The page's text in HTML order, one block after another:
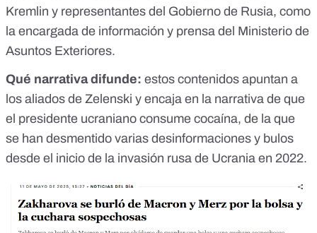
Kremlin y representantes del Gobierno de Rusia, como
la encargada de información y prensa del Ministerio de
Asuntos Exteriores.
Qué narrativa difunde: estos contenidos apuntan a
los aliados de Zelenski y encaja en la narrativa de que
el presidente ucraniano consume cocaína, de la que
se han desmentido varias desinformaciones y bulos
desde el inicio de la invasión rusa de Ucrania en 2022.